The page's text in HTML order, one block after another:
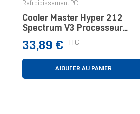
Refroidissement PC
Cooler Master Hyper 212
Spectrum V3 Processeur
Refroidisseur D'air 12 Cm Noir,
Argent 1 Pièce(s)
Prix
33,89 € TTC
AJOUTER AU PANIER